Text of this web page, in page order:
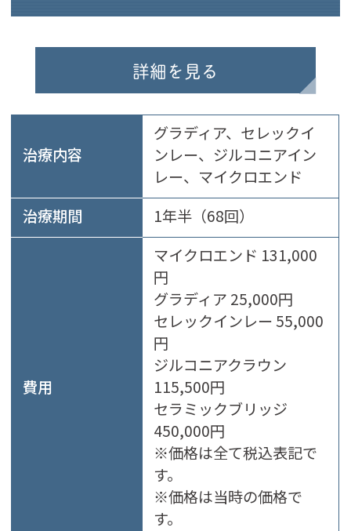
詳細を見る
治療内容
グラディア、セレックイ
ンレー、ジルコニアイン
レー、マイクロエンド
治療期間
1年半（68回）
費用
マイクロエンド 131,000
円
グラディア 25,000円
セレックインレー 55,000
円
ジルコニアクラウン
115,500円
セラミックブリッジ
450,000円
※価格は全て税込表記で
す。
※価格は当時の価格で
す。